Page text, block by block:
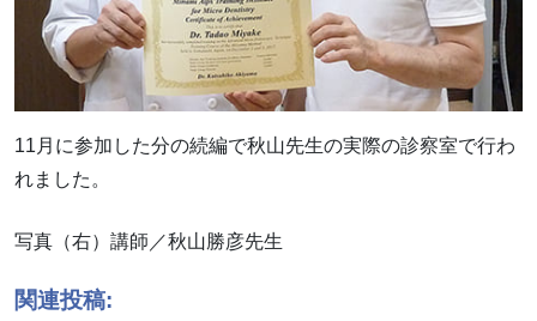
11月に参加した分の続編で秋山先生の実際の診察室で行わ
れました。
写真（右）講師／秋山勝彦先生
関連投稿: